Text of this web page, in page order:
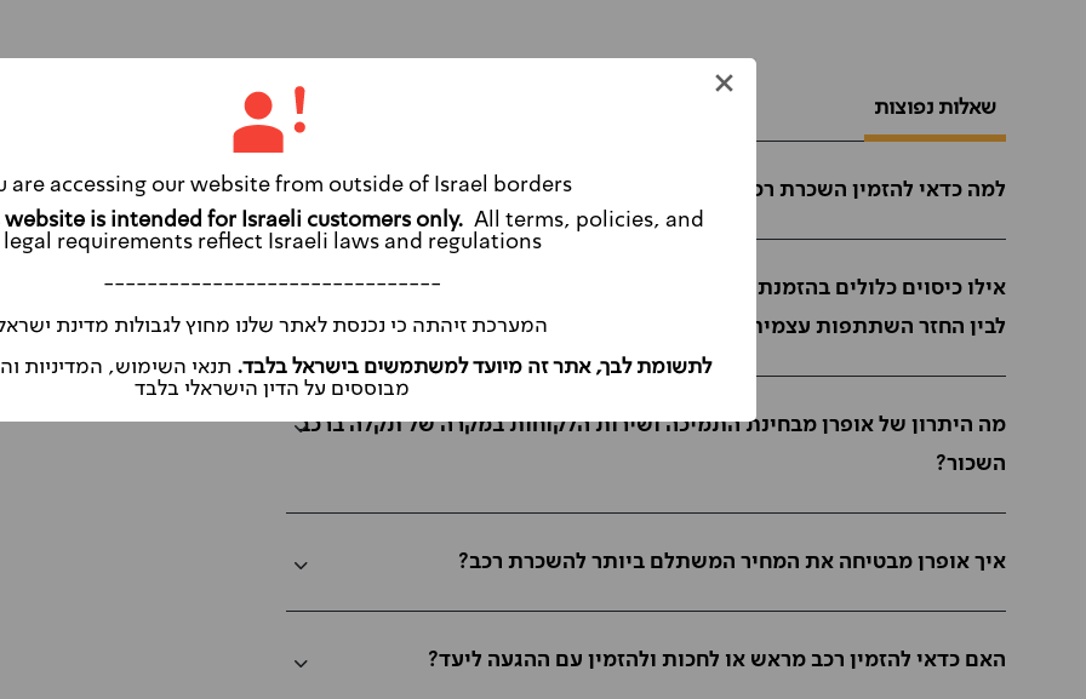
שאלות נפוצות
למה כדאי להזמין השכרת רכב בחו"ל מאופרן ולא ישירות מחברת ההשכרה?
אילו כיסוים כלולים בהזמנת השכרת רכב עם אופרן בחו"ל, ומה ההבדל בין ביטול
לבין החזר השתתפות עצמית?
מה היתרון של אופרן מבחינת התמיכה ושירות הלקוחות במקרה של תקלה ברכב
השכור?
איך אופרן מבטיחה את המחיר המשתלם ביותר להשכרת רכב?
האם כדאי להזמין רכב מראש או לחכות ולהזמין עם ההגעה ליעד?
All terms, policies, and
legal requirements reflect Israeli laws and regulations
-------------------------------
המערכת זיהתה כי נכנסת לאתר שלנו מחוץ לגבולות מדינת
are accessing our website from outside of Israel borders
לתשומת לבך, אתר זה מיועד למשתמשים בישראל בלבד. תנאי השימוש, המדיניות
מבוססים על הדין הישראלי בלבד